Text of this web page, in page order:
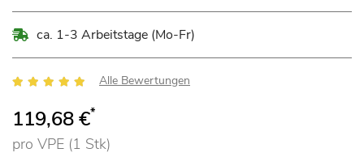
ca. 1-3 Arbeitstage (Mo-Fr)
Bewertung: Alle Bewertungen
119,68 €*
pro VPE (1 Stk)